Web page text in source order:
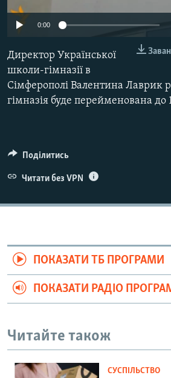
ВІДЕОУРОКИ «ELIFBE»
УКРАЇНСЬКА ПРОБЛЕМА КРИМУ
Русский
ДОЛУЧАЙСЯ!
0:00
Директор Української
школи-гімназії в
Сімферополі Валентина Лаврик
гімназія буде перейменована до
Поділитись
Читати без VPN
ПОКАЗАТИ ТБ ПРОГРАМИ
ПОКАЗАТИ РАДІО
Читайте також
СУСПІЛЬСТВО